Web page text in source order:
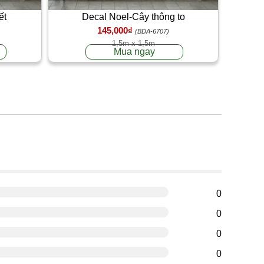
Decal Noel-Cây thông to
145,000₫ (BDA-6707)
1,5m x 1,5m
Mua ngay
0
0
0
0